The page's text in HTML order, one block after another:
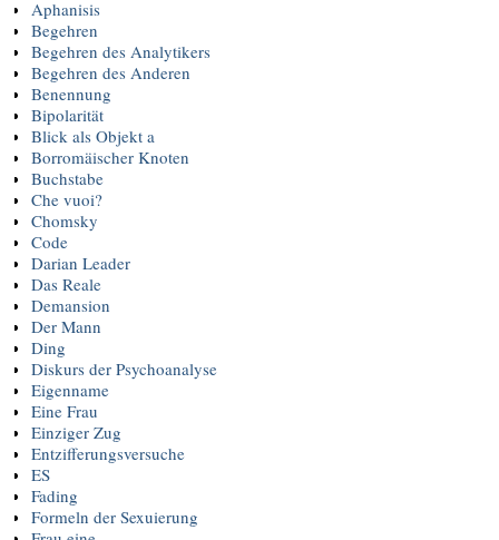
Aphanisis
Begehren
Begehren des Analytikers
Begehren des Anderen
Benennung
Bipolarität
Blick als Objekt a
Borromäischer Knoten
Buchstabe
Che vuoi?
Chomsky
Code
Darian Leader
Das Reale
Demansion
Der Mann
Ding
Diskurs der Psychoanalyse
Eigenname
Eine Frau
Einziger Zug
Entzifferungsversuche
ES
Fading
Formeln der Sexuierung